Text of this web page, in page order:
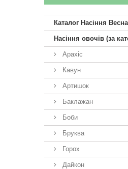
Каталог Насіння
Насіння овочів (за
Арахіс
Кавун
Артишок
Баклажан
Боби
Бруква
Горох
Дайкон